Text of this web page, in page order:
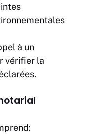
à un
vérifier la